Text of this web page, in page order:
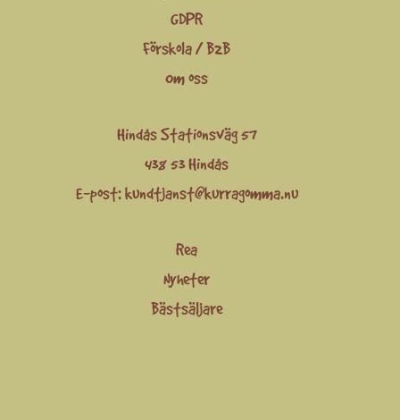
GDPR
Förskola / B2B
Om oss
Hindås Stationsväg 57
438 53 Hindås
E-post:kundtjanst@kurragomma.nu
Rea
Nyheter
Bästsäljare